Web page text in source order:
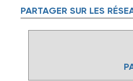
PARTAGER SUR LES